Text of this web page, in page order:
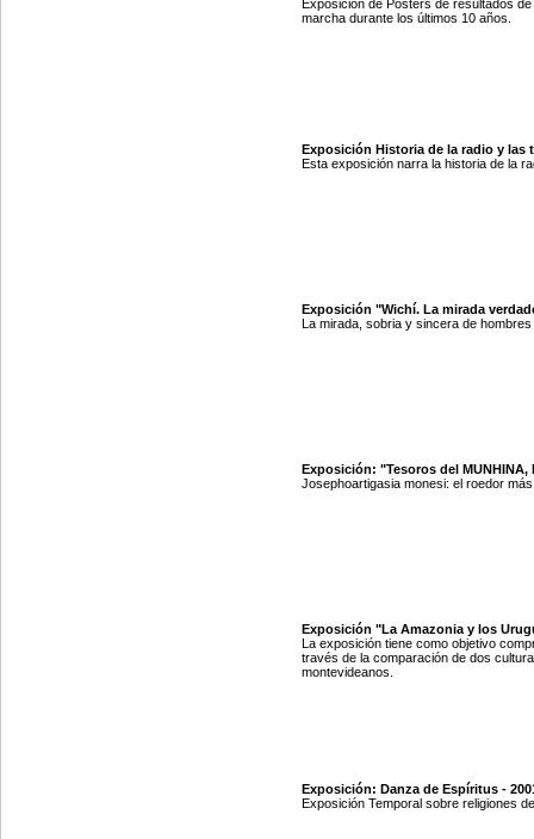
Exposición de Posters de resultados
marcha durante los últimos 10 años.
Exposición Historia de la radio y las
Esta exposición narra la historia de la
Exposición "Wichí. La mirada
La mirada, sobria y sincera de
Exposición: "Tesoros del MUNHINA,
Josephoartigasia monesi: el roedor
Exposición "La Amazonia y los
La exposición tiene como objetivo
través de la comparación de dos
montevideanos.
Exposición: Danza de Espíritus -
Exposición Temporal sobre religiones